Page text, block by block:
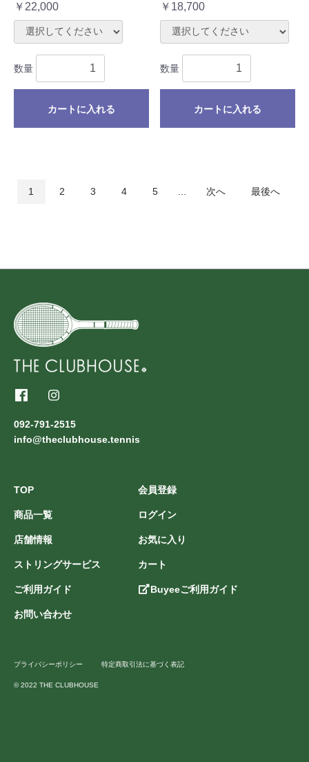
￥22,000
数量
カートに入れる
￥18,700
数量
カートに入れる
1 2 3 4 5 次へ 最後へ
092-791-2515
info@theclubhouse.tennis
TOP
商品一覧
店舗情報
ストリングサービス
ご利用ガイド
お問い合わせ
会員登録
ログイン
お気に入り
カート
Buyeeご利用ガイド
プライバシーポリシー 特定商取引法に基づく表記
© 2022 THE CLUBHOUSE